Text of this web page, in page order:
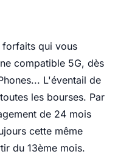
forfaits qui vous
compatible 5G, dès
L'éventail de
les bourses. Par
de 24 mois
cette même
du 13ème mois.